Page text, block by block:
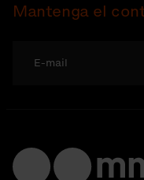
Mantenga el